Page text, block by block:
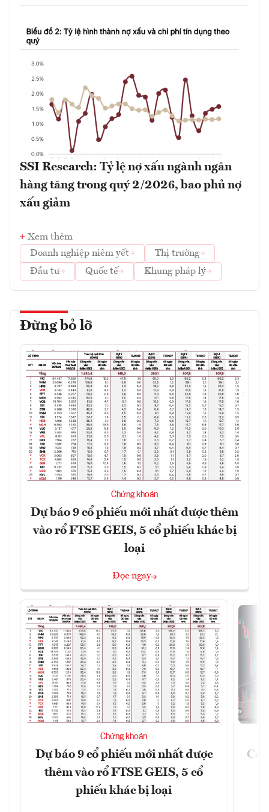
SSI Research: Tỷ lệ nợ xấu ngành ngân
hàng tăng trong quý 2/2026, bao phủ nợ
xấu giảm
Xem thêm
Doanh nghiệp niêm yết
Thị trường
Đầu tư
Quốc tế Khung pháp lý
Đừng bỏ lỡ
Chứng khoán
Dự báo 9 cổ phiếu mới nhất được thêm
vào rổ FTSE GEIS, 5 cổ phiếu khác bị
loại
Đọc ngay
Chứng khoán
Dự báo 9 cổ phiếu mới nhất được
thêm vào rổ FTSE GEIS, 5 cổ
phiếu khác bị loại
Có